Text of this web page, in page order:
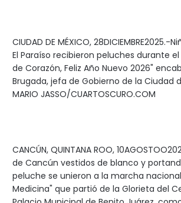
CIUDAD DE MÉXICO, 28DICIEMBRE2025.-
El Paraíso recibieron peluches durante
de Corazón, Feliz Año Nuevo 2026"
Brugada, jefa de Gobierno de la Ciudad
MARIO JASSO/CUARTOSCURO.COM
CANCÚN, QUINTANA ROO,
de Cancún vestidos de blanco y
peluche se unieron a la marcha
Medicina" que partió de la Glorieta del